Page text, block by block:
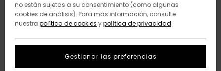
no están sujetas a su consentimiento (como algunas
cookies de análisis). Para más información, consulte
nuestra política de cookies ypolítica de privacidad
Gestionar las preferencias